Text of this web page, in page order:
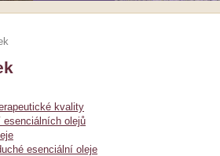
kvality
esenciálních olejů
esenciální oleje